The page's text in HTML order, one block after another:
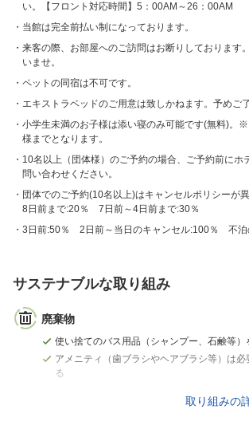
い。【フロント対応時間】5：00AM～26：00AM
当館は完全前払い制になっております。
来客の際、お部屋へのご訪問はお断りしております
いませ。
ペットの同宿は不可です。
エキストラベッドのご用意は致しかねます。予めご
小学生未満のお子様は添い寝のみ可能です(無料)。
様までとなります。
10名以上（団体様）のご予約の場合、ご予約前にホ
問い合わせください。
団体でのご予約(10名以上)はキャンセルポリシーが
8日前まで:20％ 7日前～4日前まで:30％
3日前:50％ 2日前～当日のキャンセル:100％ 不泊
サステナブルな取り組み
廃棄物
使い捨てのバス用品（シャンプー、石鹸等
アメニティ（歯ブラシやヘアブラシ等）は
る
取り組みの